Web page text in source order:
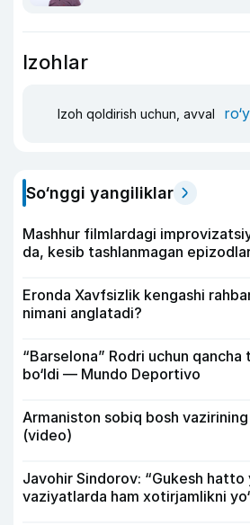
Izohlar
Izoh qoldirish uchun, avval
So‘nggi yangiliklar
Mashhur filmlardagi
da, kesib tashlanmagan
Eronda Xavfsizlik kengashi
nimani anglatadi?
“Barselona” Rodri uchun qancha
bo‘ldi — Mundo Deportivo
Armaniston sobiq bosh vazirining
(video)
Javohir Sindorov: “Gukesh hatto
vaziyatlarda ham xotirjamlikni